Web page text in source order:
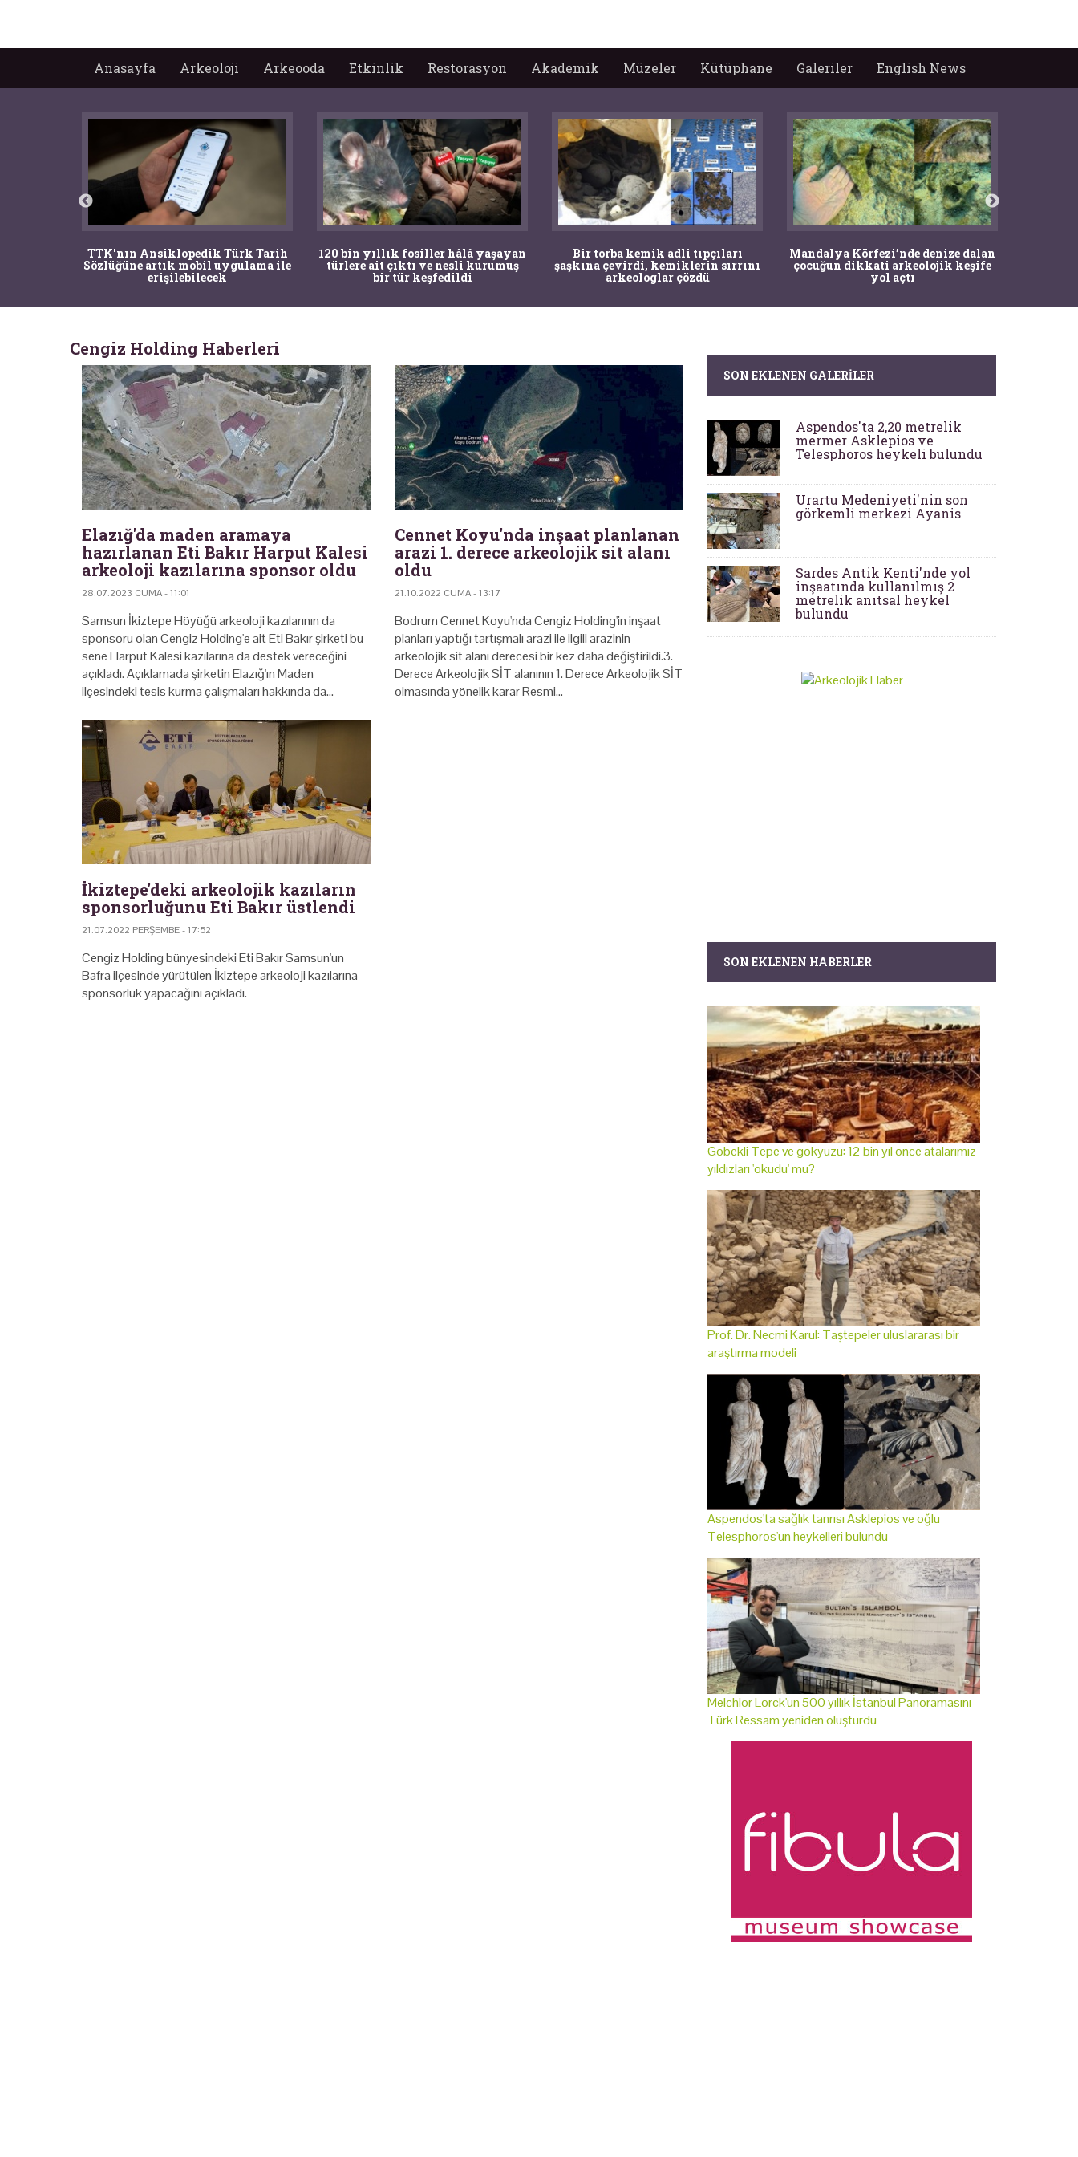
Anasayfa Arkeoloji Arkeooda Etkinlik Restorasyon Akademik Müzeler Kütüphane Galeriler English News
TTK'nın Ansiklopedik Türk Tarih
Sözlüğüne artık mobil uygulama ile
erişilebilecek
120 bin yıllık fosiller hâlâ yaşayan
türlere ait çıktı ve nesli kurumuş
bir tür keşfedildi
Bir torba kemik adli tıpçıları
şaşkına çevirdi, kemiklerin sırrını
arkeologlar çözdü
Mandalya Körfezi’nde denize dalan
çocuğun dikkati arkeolojik keşife
yol açtı
Cengiz Holding Haberleri
Elazığ'da maden aramaya
hazırlanan Eti Bakır Harput Kalesi
arkeoloji kazılarına sponsor oldu
28.07.2023 CUMA - 11:01
Samsun İkiztepe Höyüğü arkeoloji kazılarının da
sponsoru olan Cengiz Holding'e ait Eti Bakır şirketi bu
sene Harput Kalesi kazılarına da destek vereceğini
açıkladı. Açıklamada şirketin Elazığ'ın Maden
ilçesindeki tesis kurma çalışmaları hakkında da…
Cennet Koyu'nda inşaat planlanan
arazi 1. derece arkeolojik sit alanı
oldu
21.10.2022 CUMA - 13:17
Bodrum Cennet Koyu'nda Cengiz Holding'in inşaat
planları yaptığı tartışmalı arazi ile ilgili arazinin
arkeolojik sit alanı derecesi bir kez daha değiştirildi.3.
Derece Arkeolojik SİT alanının 1. Derece Arkeolojik SİT
olmasında yönelik karar Resmi…
İkiztepe'deki arkeolojik kazıların
sponsorluğunu Eti Bakır üstlendi
21.07.2022 PERŞEMBE - 17:52
Cengiz Holding bünyesindeki Eti Bakır Samsun'un
Bafra ilçesinde yürütülen İkiztepe arkeoloji kazılarına
sponsorluk yapacağını açıkladı.
SON EKLENEN GALERILER
Aspendos'ta 2,20 metrelik
mermer Asklepios ve
Telesphoros heykeli bulundu
Urartu Medeniyeti'nin son
görkemli merkezi Ayanis
Sardes Antik Kenti'nde yol
inşaatında kullanılmış 2
metrelik anıtsal heykel
bulundu
SON EKLENEN HABERLER
Göbekli Tepe ve gökyüzü: 12 bin yıl önce atalarımız
yıldızları 'okudu' mu?
Prof. Dr. Necmi Karul: Taştepeler uluslararası bir
araştırma modeli
Aspendos'ta sağlık tanrısı Asklepios ve oğlu
Telesphoros'un heykelleri bulundu
Melchior Lorck'un 500 yıllık İstanbul Panoramasını
Türk Ressam yeniden oluşturdu